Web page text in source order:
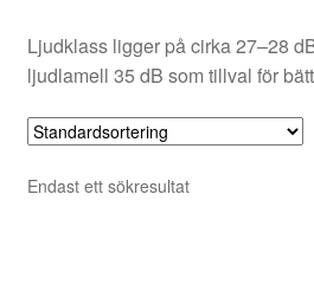
Ljudklass ligger på cirka 27–28
ljudlamell 35 dB som tillval för
Endast ett sökresultat